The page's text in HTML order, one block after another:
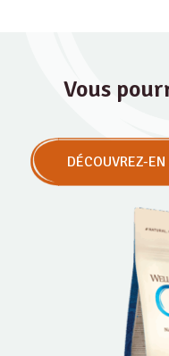
Vous
DÉCOUVREZ-EN